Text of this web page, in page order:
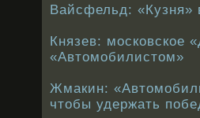
Вайсфельд: «Кузня»
Князев: московское
«Автомобилистом»
Жмакин:
чтобы удержать